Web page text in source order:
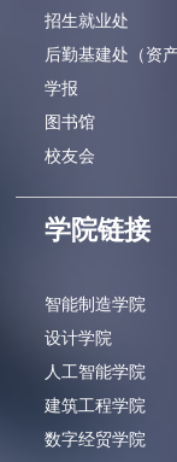
招生就业处
后勤基建处（资
学报
图书馆
校友会
学院链接
智能制造学院
设计学院
人工智能学院
建筑工程学院
数字经贸学院